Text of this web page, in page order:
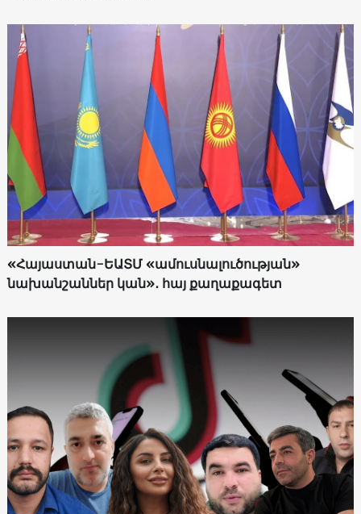
«Հայաստան-ԵԱՏՄ «ամուսնալուծության»
նախանշաններ կան»․ հայ քաղաքագետ